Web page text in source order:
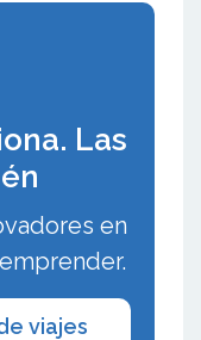
Las
en
viajes